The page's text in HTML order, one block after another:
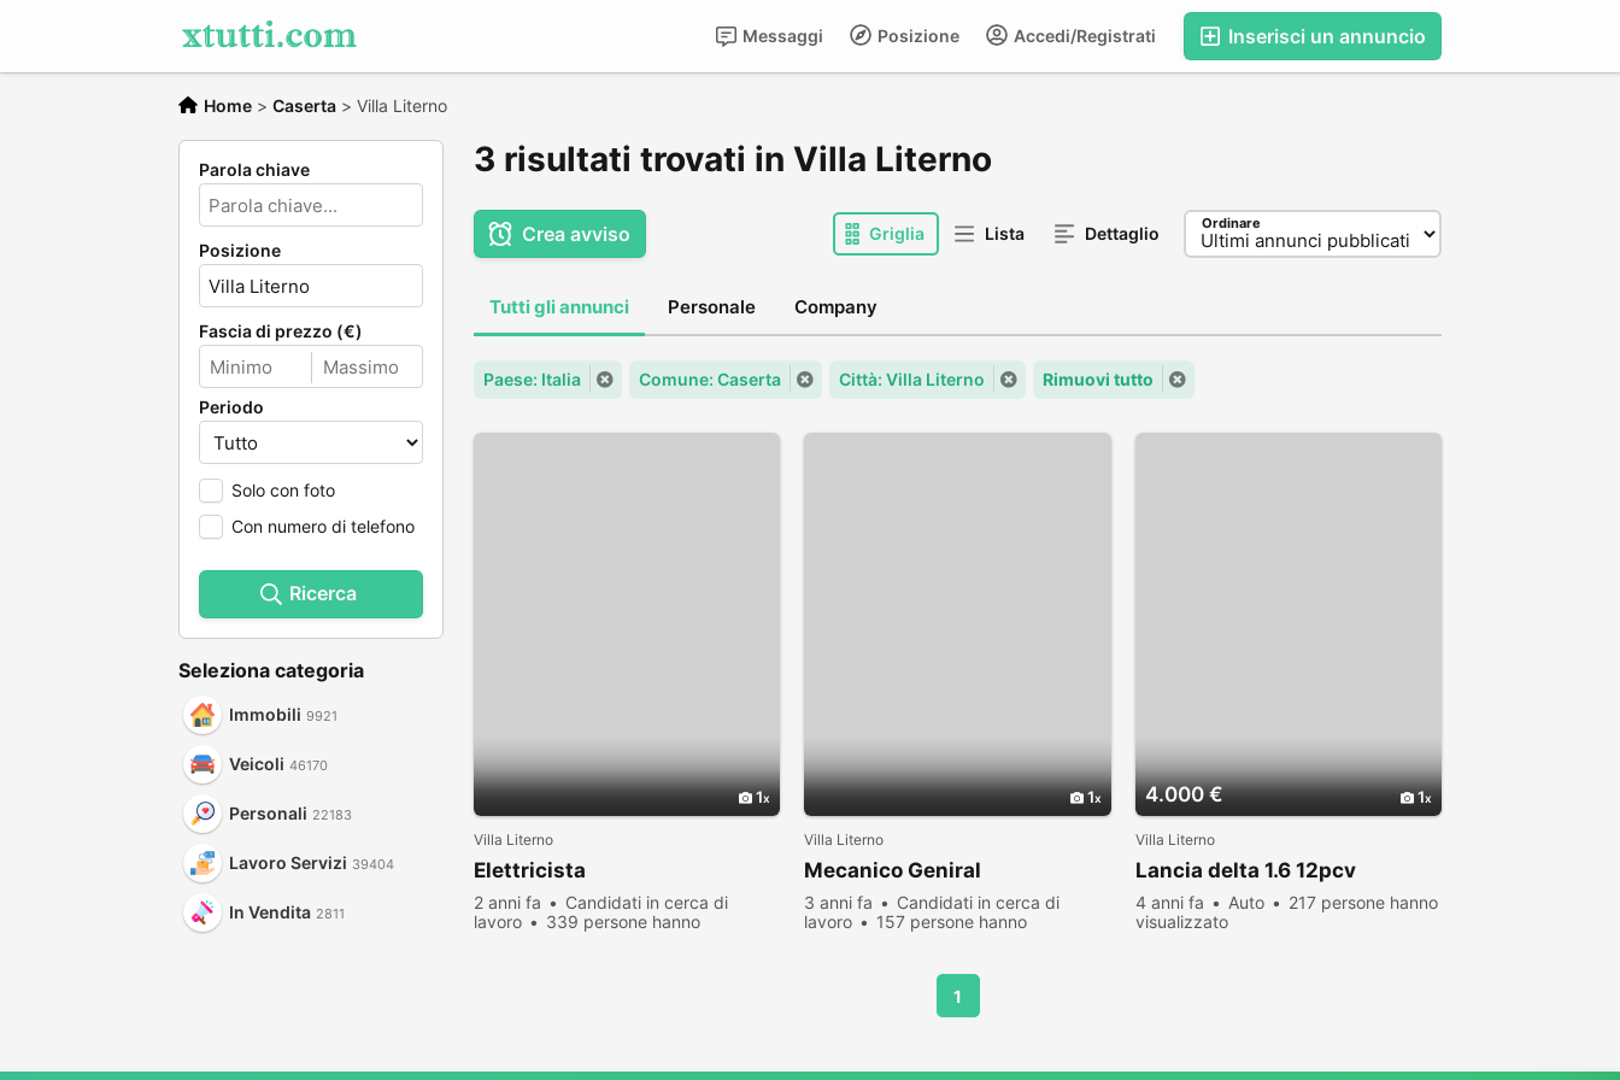
Inserisci un annuncio
Accedi/Registrati
Posizione
Messaggi
Home > Caserta > Villa Literno
Parola chiave
Posizione
Fascia di prezzo (€)
Periodo
Solo con foto
Con numero di telefono
Ricerca
Seleziona categoria
Immobili 9921
Veicoli 46170
Personali 22183
Lavoro Servizi 39404
In Vendita 2811
3 risultati trovati in Villa Literno
Crea avviso Griglia Lista Dettaglio Ordinare
Tutti gli annunci Personale Company
Paese: Italia Comune: Caserta Città: Villa Literno Rimuovi tutto
1
Villa Literno
Elettricista
2 anni fa
Candidati in cerca di
lavoro
339 persone hanno
1
Villa Literno
Mecanico Geniral
3 anni fa
Candidati in cerca di
lavoro
157 persone hanno
4.000 € 1
Villa Literno
Lancia delta 1.6 12pcv
4 anni fa Auto
217 persone hanno
visualizzato
1